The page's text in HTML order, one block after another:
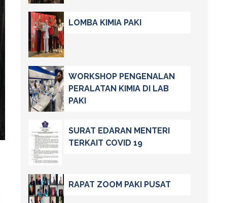
LOMBA KIMIA PAKI
WORKSHOP PENGENALAN
PERALATAN KIMIA DI LAB
PAKI
SURAT EDARAN MENTERI
TERKAIT COVID 19
RAPAT ZOOM PAKI PUSAT